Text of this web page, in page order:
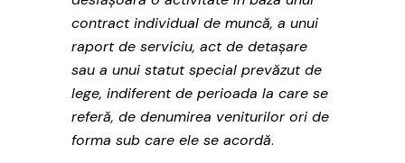
contract individual de muncă, a unui
raport de serviciu, act de detaşare
sau a unui statut special prevăzut de
lege, indiferent de perioada la care se
referă, de denumirea veniturilor ori de
forma sub care ele se acordă.